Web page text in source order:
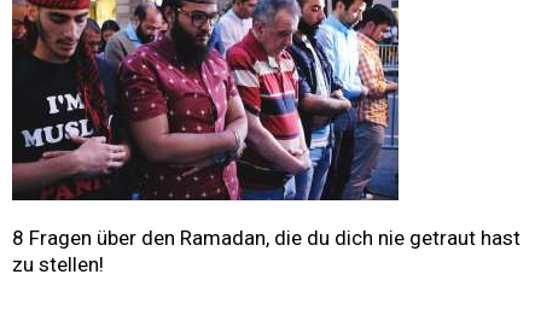
8 Fragen über den Ramadan, die du dich nie getraut hast
zu stellen!